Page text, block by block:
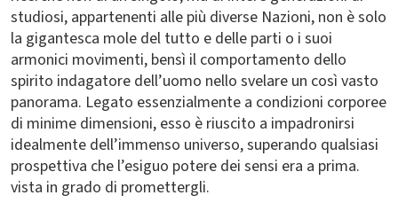
studiosi, appartenenti alle più diverse Nazioni, non è solo
la gigantesca mole del tutto e delle parti o i suoi
armonici movimenti, bensì il comportamento dello
spirito indagatore dell’uomo nello svelare un così vasto
panorama. Legato essenzialmente a condizioni corporee
di minime dimensioni, esso è riuscito a impadronirsi
idealmente dell’immenso universo, superando qualsiasi
prospettiva che l’esiguo potere dei sensi era a prima.
vista in grado di promettergli.